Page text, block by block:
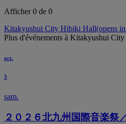
Afficher 0 de 0
Kitakyushui City Hibiki Hall(opens
Plus d'événements à Kitakyushui
oct.
3
sam.
２０２６北九州国際音楽祭